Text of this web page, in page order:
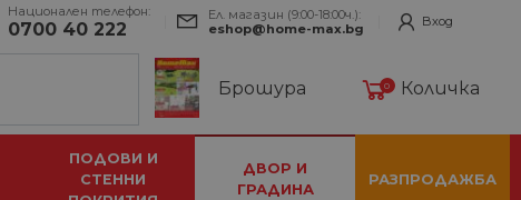
Национален телефон:
0700 40 222
Ел. магазин (9:00-18:00ч.):
eshop@home-max.bg
Вход
Брошура 0 Количка
ПОДОВИ И
СТЕННИ
ДВОР И
ГРАДИНА
РАЗПРОДАЖБА